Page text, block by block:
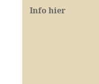
Info hier